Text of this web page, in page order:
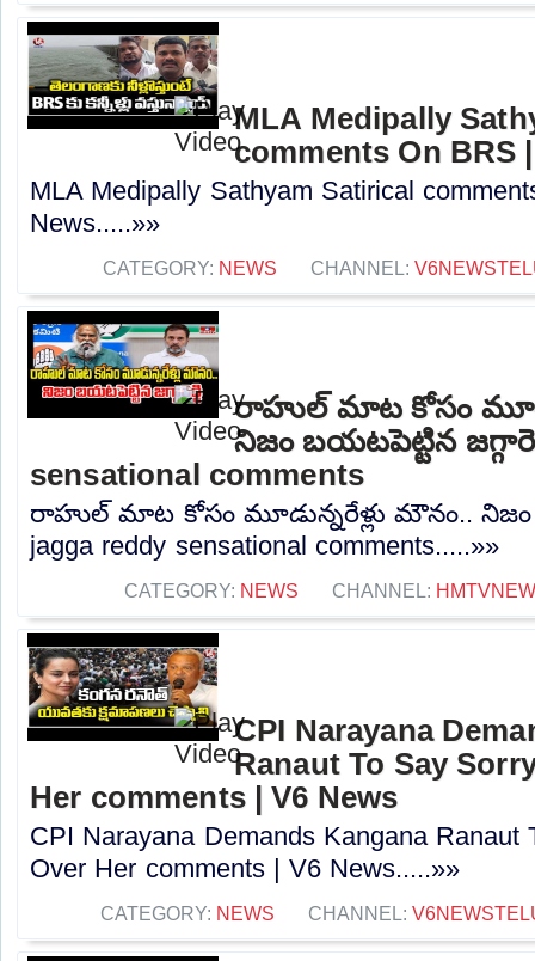
MLA Medipally
comments On BRS
MLA Medipally Sathyam Satirical
News.....»»
CATEGORY: NEWS CHANNEL:
రాహుల్ మాట కోసం
నిజం బయటపెట్టిన
sensational comments
రాహుల్ మాట కోసం మూడున్నరేళ్లు మౌనం.. నిజం
jagga reddy sensational comments.....»»
CATEGORY: NEWS CHANNEL:
CPI Narayana
Ranaut To Say
Her comments | V6 News
CPI Narayana Demands Kangana Ranaut
Over Her comments | V6 News.....»»
CATEGORY: NEWS CHANNEL: